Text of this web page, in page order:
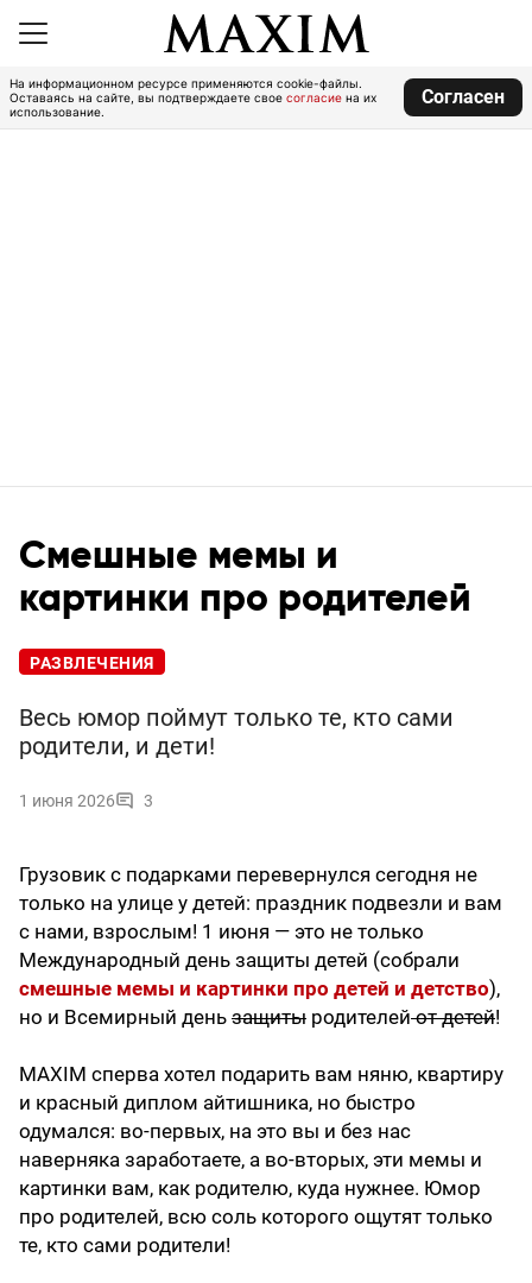
На информационном ресурсе применяются cookie-файлы.
Оставаясь на сайте, вы подтверждаете свое согласие на их
использование.
Согласен
Смешные мемы и
картинки про родителей
РАЗВЛЕЧЕНИЯ
Весь юмор поймут только те, кто сами
родители, и дети!
1 июня 2026 3
Грузовик с подарками перевернулся сегодня не
только на улице у детей: праздник подвезли и вам
с нами, взрослым! 1 июня — это не только
Международный день защиты детей (собрали
смешные мемы и картинки про детей и детство),
но и Всемирный день защиты родителейот детей!
MAXIM сперва хотел подарить вам няню, квартиру
и красный диплом айтишника, но быстро
одумался: во-первых, на это вы и без нас
наверняка заработаете, а во-вторых, эти мемы и
картинки вам, как родителю, куда нужнее. Юмор
про родителей, всю соль которого ощутят только
те, кто сами родители!